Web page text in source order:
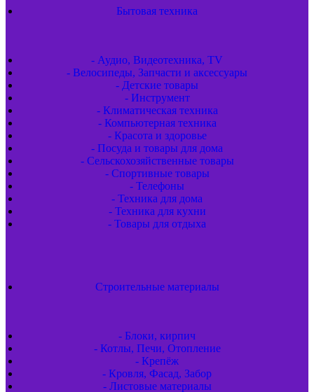
Бытовая техника
- Аудио, Видеотехника, TV
- Велосипеды, Запчасти и аксессуары
- Детские товары
- Инструмент
- Климатическая техника
- Компьютерная техника
- Красота и здоровье
- Посуда и товары для дома
- Сельскохозяйственные товары
- Спортивные товары
- Телефоны
- Техника для дома
- Техника для кухни
- Товары для отдыха
Строительные материалы
- Блоки, кирпич
- Котлы, Печи, Отопление
- Крепёж
- Кровля, Фасад, Забор
- Листовые материалы